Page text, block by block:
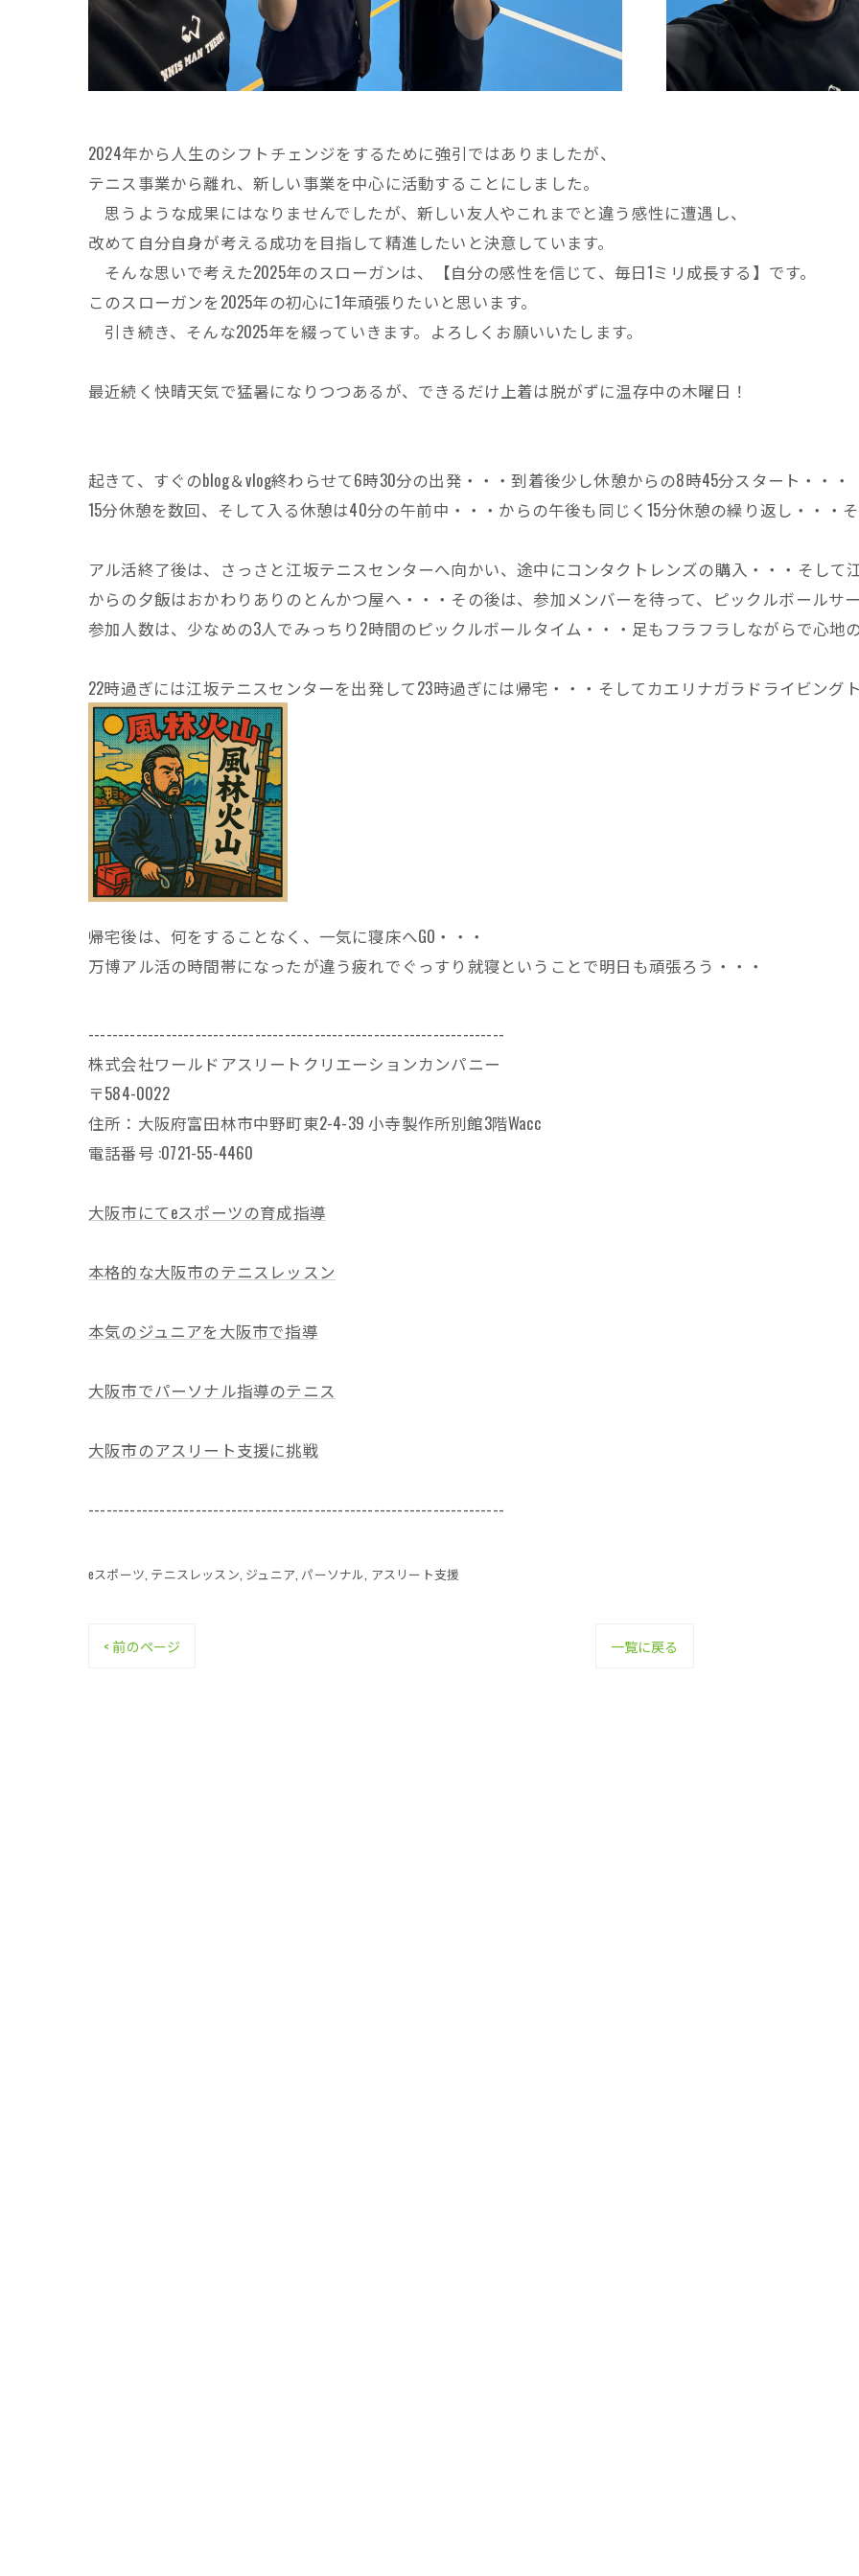
2024年から人生のシフトチェンジをするために強引ではありましたが、
テニス事業から離れ、新しい事業を中心に活動することにしました。
思うような成果にはなりませんでしたが、新しい友人やこれまでと違う感性に遭遇し、
改めて自分自身が考える成功を目指して精進したいと決意しています。
そんな思いで考えた2025年のスローガンは、【自分の感性を信じて、毎日1ミリ成長する】です。
このスローガンを2025年の初心に1年頑張りたいと思います。
引き続き、そんな2025年を綴っていきます。よろしくお願いいたします。
最近続く快晴天気で猛暑になりつつあるが、できるだけ上着は脱がずに温存中の木曜日！
起きて、すぐのblog＆vlog終わらせて6時30分の出発・・・到着後少し休憩からの8時45分スタート・・・
15分休憩を数回、そして入る休憩は40分の午前中・・・からの午後も同じく15分休憩の繰り返し・・・そ
アル活終了後は、さっさと江坂テニスセンターへ向かい、途中にコンタクトレンズの購入・・・そして
からの夕飯はおかわりありのとんかつ屋へ・・・その後は、参加メンバーを待って、ピックルボールサ
参加人数は、少なめの3人でみっちり2時間のピックルボールタイム・・・足もフラフラしながらで心地
22時過ぎには江坂テニスセンターを出発して23時過ぎには帰宅・・・そしてカエリナガラドライビング
帰宅後は、何をすることなく、一気に寝床へGO・・・
万博アル活の時間帯になったが違う疲れでぐっすり就寝ということで明日も頑張ろう・・・
----------------------------------------------------------------------
株式会社ワールドアスリートクリエーションカンパニー
〒584-0022
住所：大阪府富田林市中野町東2-4-39 小寺製作所別館3階Wacc
電話番号 :0721-55-4460
大阪市にてeスポーツの育成指導
本格的な大阪市のテニスレッスン
本気のジュニアを大阪市で指導
大阪市でパーソナル指導のテニス
大阪市のアスリート支援に挑戦
----------------------------------------------------------------------
eスポーツ テニスレッスン ジュニア パーソナル アスリート支援
< 前のページ 一覧に戻る